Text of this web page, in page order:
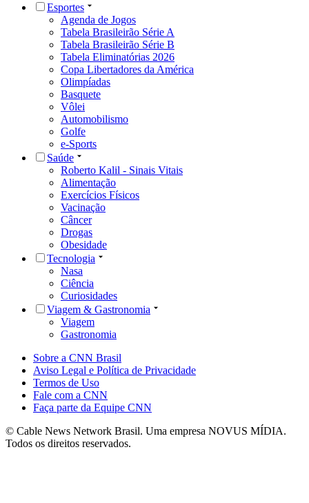
Esportes
Agenda de Jogos
Tabela Brasileirão Série A
Tabela Brasileirão Série B
Tabela Eliminatórias 2026
Copa Libertadores da América
Olimpíadas
Basquete
Vôlei
Automobilismo
Golfe
e-Sports
Saúde
Roberto Kalil - Sinais Vitais
Alimentação
Exercícios Físicos
Vacinação
Câncer
Drogas
Obesidade
Tecnologia
Nasa
Ciência
Curiosidades
Viagem & Gastronomia
Viagem
Gastronomia
Sobre a CNN Brasil
Aviso Legal e Política de Privacidade
Termos de Uso
Fale com a CNN
Faça parte da Equipe CNN
© Cable News Network Brasil. Uma empresa NOVUS MÍDIA.
Todos os direitos reservados.